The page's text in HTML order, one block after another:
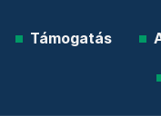
Támogatás